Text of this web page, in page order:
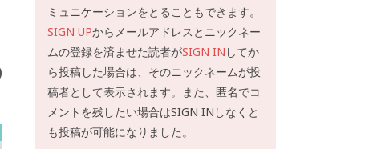
ミュニケーションをとることもできます。
SIGN UPからメールアドレスとニックネー
ムの登録を済ませた読者がSIGN IN してか
ら投稿した場合は、そのニックネームが投
稿者として表示されます。また、匿名でコ
メントを残したい場合はSIGN INしなくと
も投稿が可能になりました。